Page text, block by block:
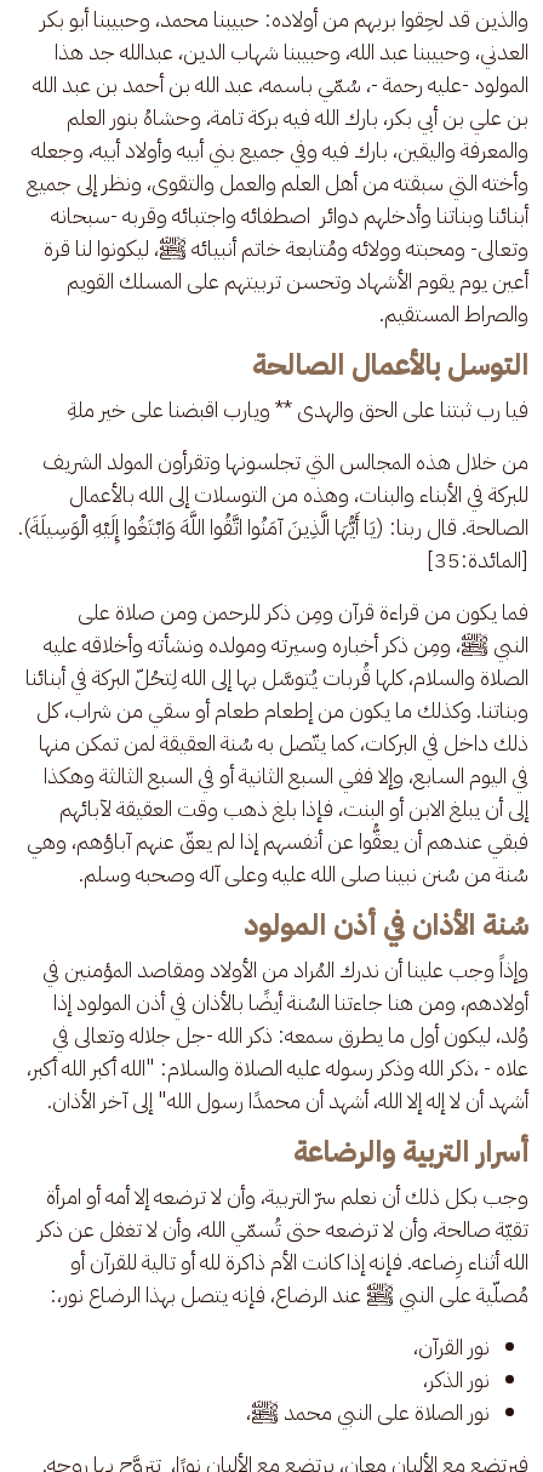
والذين قد لحِقوا بربهم من أولاده: حبيبنا محمد، وحبيبنا أبو بكر
العدني، وحبيبنا عبد الله، وحبيبنا شهاب الدين، عبدالله جد هذا
المولود -عليه رحمة -، سُمّي باسمه، عبد الله بن أحمد بن عبد الله
بن علي بن أبي بكر، بارك الله فيه بركة تامة، وحشاهُ بنور العلم
والمعرفة واليقين، بارك فيه وفي جميع بني أبيه وأولاد أبيه، وجعله
وأخته التي سبقته من أهل العلم والعمل والتقوى، ونظر إلى جميع
أبنائنا وبناتنا وأدخلهم دوائر  اصطفائه واجتبائه وقربه -سبحانه
وتعالى- ومحبته وولائه ومُتابعة خاتم أنبيائه ﷺ، ليكونوا لنا قرة
أعين يوم يقوم الأشهاد وتحسن تربيتهم على المسلك القويم
والصراط المستقيم.
التوسل بالأعمال الصالحة
فيا رب ثبتنا على الحق والهدى ** ويارب اقبضنا على خير ملةِ
من خلال هذه المجالس التي تجلسونها وتقرأون المولد الشريف
للبركة في الأبناء والبنات، وهذه من التوسلات إلى الله بالأعمال
الصالحة. قال ربنا: (يَا أَيُّهَا الَّذِينَ آمَنُوا اتَّقُوا اللَّهَ وَابْتَغُوا إِلَيْهِ الْوَسِيلَةَ).
[المائدة:35]
فما يكون من قراءة قرآن ومِن ذكر للرحمن ومن صلاة على
النبي ﷺ، ومِن ذكر أخباره وسيرته ومولده ونشأته وأخلاقه عليه
الصلاة والسلام، كلها قُربات يُتوسَّل بها إلى الله لِتحُلّ البركة في أبنائنا
وبناتنا. وكذلك ما يكون من إطعام طعام أو سقي من شراب، كل
ذلك داخل في البركات، كما يتّصل به سُنة العقيقة لمن تمكن منها
في اليوم السابع، وإلا ففي السبع الثانية أو في السبع الثالثة وهكذا
إلى أن يبلغ الابن أو البنت، فإذا بلغ ذهب وقت العقيقة لآبائهم
فبقي عندهم أن يعقُّوا عن أنفسهم إذا لم يعقّ عنهم آباؤهم، وهي
سُنة من سُنن نبينا صلى الله عليه وعلى آله وصحبه وسلم.
سُنة الأذان في أذن المولود
وإذاً وجب علينا أن ندرك المُراد من الأولاد ومقاصد المؤمنين في
أولادهم، ومن هنا جاءتنا السُنة أيضًا بالأذان في أذن المولود إذا
وُلد، ليكون أول ما يطرق سمعه: ذكر الله -جل جلاله وتعالى في
علاه - ،ذكر الله وذكر رسوله عليه الصلاة والسلام: "الله أكبر الله أكبر،
أشهد أن لا إله إلا الله، أشهد أن محمدًا رسول الله" إلى آخر الأذان.
أسرار التربية والرضاعة
وجب بكل ذلك أن نعلم سرّ التربية، وأن لا ترضعه إلا أمه أو امرأة
تقيّة صالحة، وأن لا ترضعه حتى تُسمّي الله، وأن لا تغفل عن ذكر
الله أثناء رِضاعه. فإنه إذا كانت الأم ذاكرة لله أو تالية للقرآن أو
مُصلّية على النبي ﷺ عند الرضاع، فإنه يتصل بهذا الرضاع نور،:
نور القرآن،
نور الذكر،
نور الصلاة على النبي محمد ﷺ،
فيرتضع مع الألبان معانٍ، يرتضع مع الألبان نورًا،  تتروَّح بها روحه.